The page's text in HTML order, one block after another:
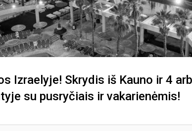
Izraelyje! Skrydis iš Kauno ir 4
su pusryčiais ir vakarienėmis!